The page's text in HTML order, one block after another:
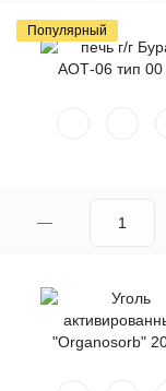
Популярный